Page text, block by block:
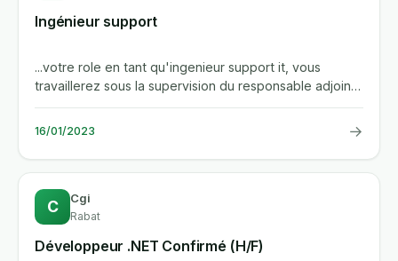
Ingénieur support
...votre role en tant qu'ingenieur support it, vous
travaillerez sous la supervision du responsable adjoint
du departement...
16/01/2023 →
C Cgi
Rabat
Développeur .NET Confirmé (H/F)